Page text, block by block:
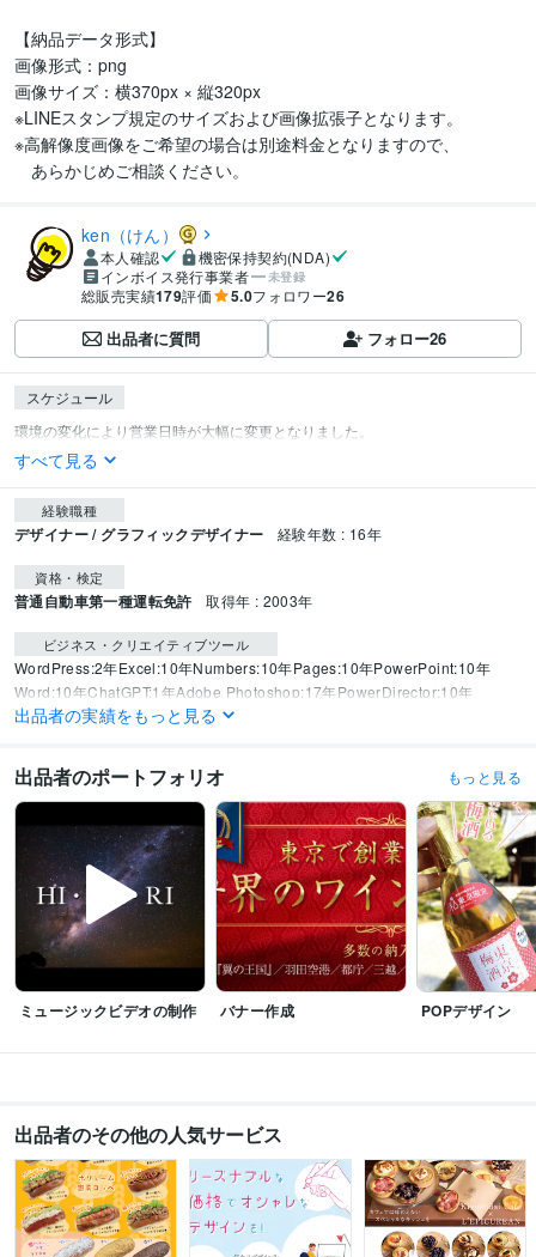
【納品データ形式】
画像形式：png
画像サイズ：横370px × 縦320px
※LINEスタンプ規定のサイズおよび画像拡張子となります。
※高解像度画像をご希望の場合は別途料金となりますので、
あらかじめご相談ください。
ken（けん）
本人確認
機密保持契約(NDA)
インボイス発行事業者
未登録
総販売実績179評価 5.0フォロワー26
出品者に質問 フォロー26
スケジュール
すべて見る
経験職種
デザイナー / グラフィックデザイナー 経験年数 : 16年
資格・検定
普通自動車第一種運転免許 取得年 : 2003年
ビジネス・クリエイティブツール
WordPress:2年Excel:10年Numbers:10年Pages:10年PowerPoint:10年
Word:10年ChatGPT:1年Adobe Photoshop:17年PowerDirector:10年
Adobe Illustrator:17年 Canva:1年
得意分野
イラスト作成・漫画制作 デジタルカラーイラストの制作
SNS 似顔絵 pop 絵本
デザイン制作 チラシ、パンフレットなどのデザイン
広告 商品 販促 ビジネス
出品者の実績をもっと見る
出品者のポートフォリオ もっと見る
ミュージックビデオの制作 バナー作成 POPデザイン
出品者のその他の人気サービス